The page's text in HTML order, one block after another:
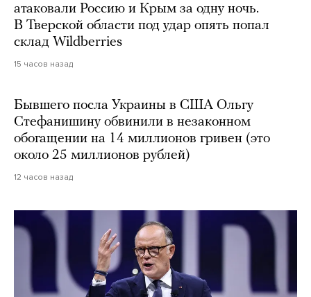
атаковали Россию и Крым за одну ночь.
В Тверской области под удар опять попал
склад Wildberries
15 часов назад
Бывшего посла Украины в США Ольгу
Стефанишину обвинили в незаконном
обогащении на 14 миллионов гривен (это
около 25 миллионов рублей)
12 часов назад